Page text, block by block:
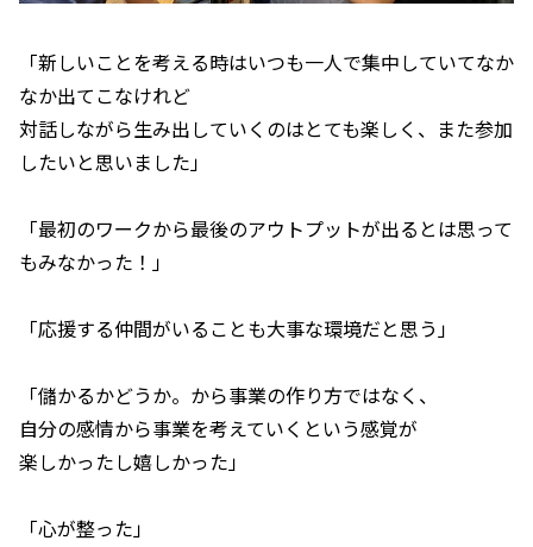
「新しいことを考える時はいつも一人で集中していてなか
なか出てこなけれど
対話しながら生み出していくのはとても楽しく、また参加
したいと思いました」
「最初のワークから最後のアウトプットが出るとは思って
もみなかった！」
「応援する仲間がいることも大事な環境だと思う」
「儲かるかどうか。から事業の作り方ではなく、
自分の感情から事業を考えていくという感覚が
楽しかったし嬉しかった」
「心が整った」